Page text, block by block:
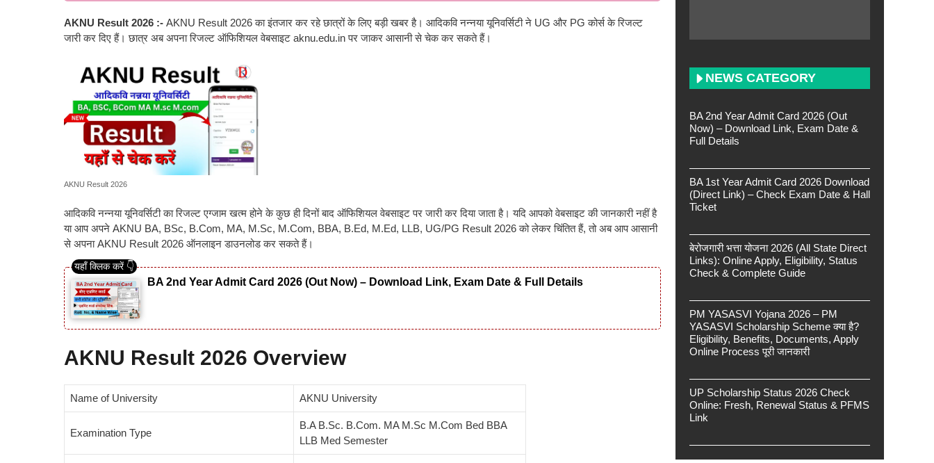
AKNU Result 2026 :- AKNU Result 2026 का इंतजार कर रहे छात्रों के लिए बड़ी खबर है। आदिकवि नन्नया यूनिवर्सिटी ने UG और PG कोर्स के रिजल्ट
जारी कर दिए हैं। छात्र अब अपना रिजल्ट ऑफिशियल वेबसाइट aknu.edu.in पर जाकर आसानी से चेक कर सकते हैं।
AKNU Result 2026
आदिकवि नन्नया यूनिवर्सिटी का रिजल्ट एग्जाम खत्म होने के कुछ ही दिनों बाद ऑफिशियल वेबसाइट पर जारी कर दिया जाता है। यदि आपको वेबसाइट की जानकारी नहीं है
या आप अपने AKNU BA, BSc, B.Com, MA, M.Sc, M.Com, BBA, B.Ed, M.Ed, LLB, UG/PG Result 2026 को लेकर चिंतित हैं, तो अब आप आसानी
से अपना AKNU Result 2026 ऑनलाइन डाउनलोड कर सकते हैं।
BA 2nd Year Admit Card 2026 (Out Now) – Download Link, Exam Date & Full Details
AKNU Result 2026 Overview
Name of University AKNU University
Examination Type
B.A B.Sc. B.Com. MA M.Sc M.Com Bed BBA
LLB Med Semester
NEWS CATEGORY
BA 2nd Year Admit Card 2026 (Out
Now) – Download Link, Exam Date &
Full Details
BA 1st Year Admit Card 2026 Download
(Direct Link) – Check Exam Date & Hall
Ticket
बेरोजगारी भत्ता योजना 2026 (All State Direct
Links): Online Apply, Eligibility, Status
Check & Complete Guide
PM YASASVI Yojana 2026 – PM
YASASVI Scholarship Scheme क्या है?
Eligibility, Benefits, Documents, Apply
Online Process पूरी जानकारी
UP Scholarship Status 2026 Check
Online: Fresh, Renewal Status & PFMS
Link